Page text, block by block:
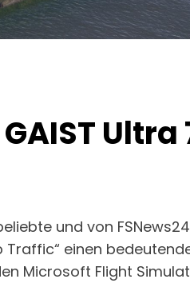
Ultra
und von
Traffic“ einen
Microsoft Flight